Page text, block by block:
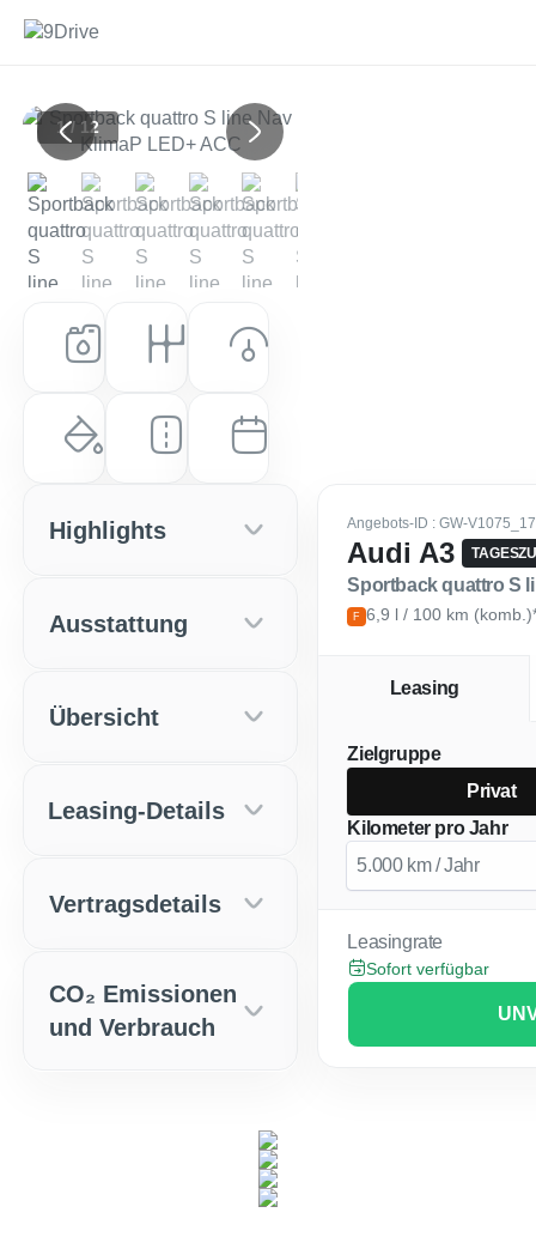
Previous Next
1 / 12
Kraftstoff
Benzin Automatik
Leistung (PS)
204 PS (150 kW)
Farbe
Arkonaweiß
Laufleistung
10 km
Erstzulassung
EZ: Juli 2026
Angebots-ID : GW-
Audi A3
Sportback quattro S
F 6,9 l / 100 km
Leasing
Zielgruppe
Privat
Kilometer pro Jahr
Leasingrate
Sofort verfügbar
Highlights
Ausstattung
Übersicht
Leasing-Details
Vertragsdetails
CO₂ Emissionen
und Verbrauch